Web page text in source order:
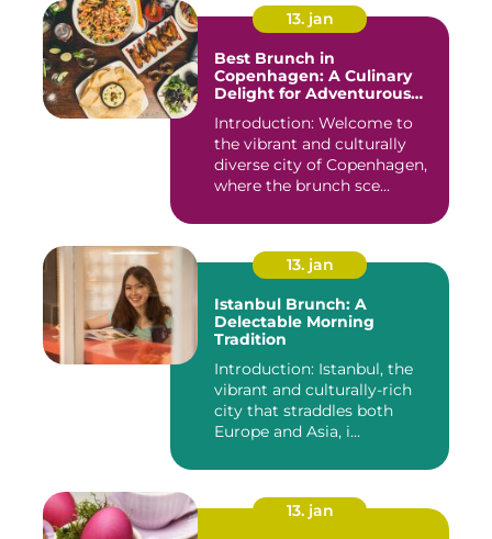
13. jan
Best Brunch in
Copenhagen: A Culinary
Delight for Adventurous
Introduction: Welcome to
the vibrant and culturally
diverse city of Copenhagen,
where the brunch sce...
13. jan
Istanbul Brunch: A
Delectable Morning
Tradition
Introduction: Istanbul, the
vibrant and culturally-rich
city that straddles both
Europe and Asia, i...
13. jan